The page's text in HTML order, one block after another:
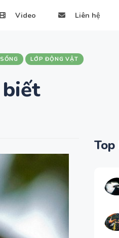
Video Liên hệ
LỚP ĐỘNG VẬT
biết
Top